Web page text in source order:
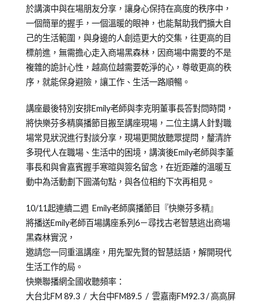
於講演中與在場朋友分享，讓身心保持在高度的秩序中，
一個簡單的握手，一個溫暖的眼神，也能幫助我們擴大自
己的生活範圍，與身邊的人創造更大的交集，往更高的目
標前進，無需擔心走入商場黑森林，因商場中需要的不是
複雜的詭計心性，越高位越需要乾淨的心，尊敬更高的秩
序，就能保身避險，讓工作、生活一路順暢。
講座最後特別安排Emily老師與李克明董事長答對問時間，
將快樂芬多精廣播節目搬至講座現場，二位主講人針對職
場常見狀況進行對談分享，現場更開放聽眾提問，釐清許
多現代人在職場、生活中的困境，講演後Emily老師與李董
事長和與會嘉賓握手寒暄與簽名留念，在近距離的溫暖互
動中為活動劃下圓滿句點，與各位相約下次再相見。
10/11起連續二週 Emily老師廣播節目『快樂芬多精』
將播送Emily老師百場講座系列6－尋找古老智慧逃出商場
黑森林實況，
邀請您一同重溫講座，用先聖先賢的智慧話語，解開現代
生活工作的局。
快樂聯播網全國收聽頻率：
大台北FM 89.3 / 大台中FM89.5 / 雲嘉南FM92.3 / 高高屏